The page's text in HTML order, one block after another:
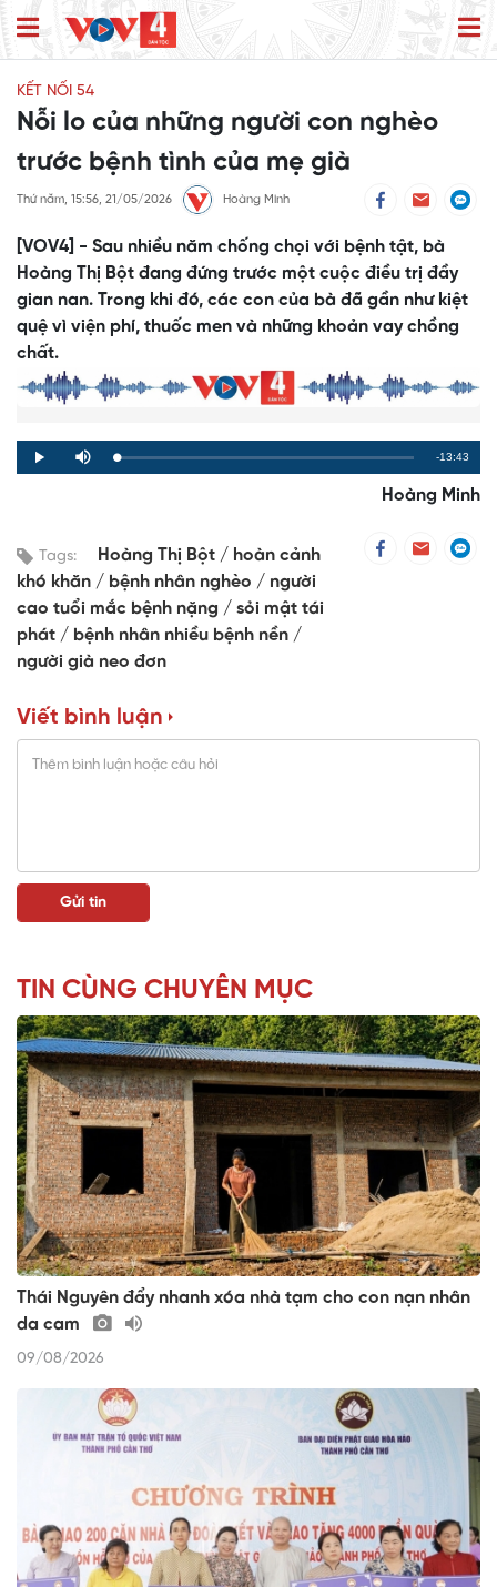
KẾT NỐI 54
Nỗi lo của những người con nghèo
trước bệnh tình của mẹ già
Thứ năm, 15:56, 21/05/2026 Hoàng Minh
[VOV4] - Sau nhiều năm chống chọi với bệnh tật, bà
Hoàng Thị Bột đang đứng trước một cuộc điều trị đầy
gian nan. Trong khi đó, các con của bà đã gần như kiệt
quệ vì viện phí, thuốc men và những khoản vay chồng
chất.
Play Mute Loaded:
0%
Progress:
0%
Remaining
Time
-13:43
Hoàng Minh
Tags: Hoàng Thị Bột
hoàn cảnh
khó khăn
bệnh nhân nghèo
người
cao tuổi mắc bệnh nặng
sỏi mật tái
phát
bệnh nhân nhiều bệnh nền
người già neo đơn
Viết bình luận
TIN CÙNG CHUYÊN MỤC
Thái Nguyên đẩy nhanh xóa nhà tạm cho con nạn nhân
da cam
09/08/2026